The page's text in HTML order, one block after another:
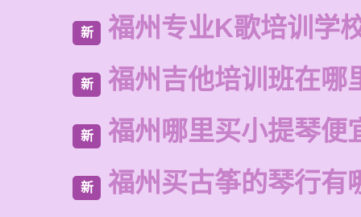
新 福州专业K歌培训学
新 福州吉他培训班在哪
新 福州哪里买小提琴便
新 福州买古筝的琴行有